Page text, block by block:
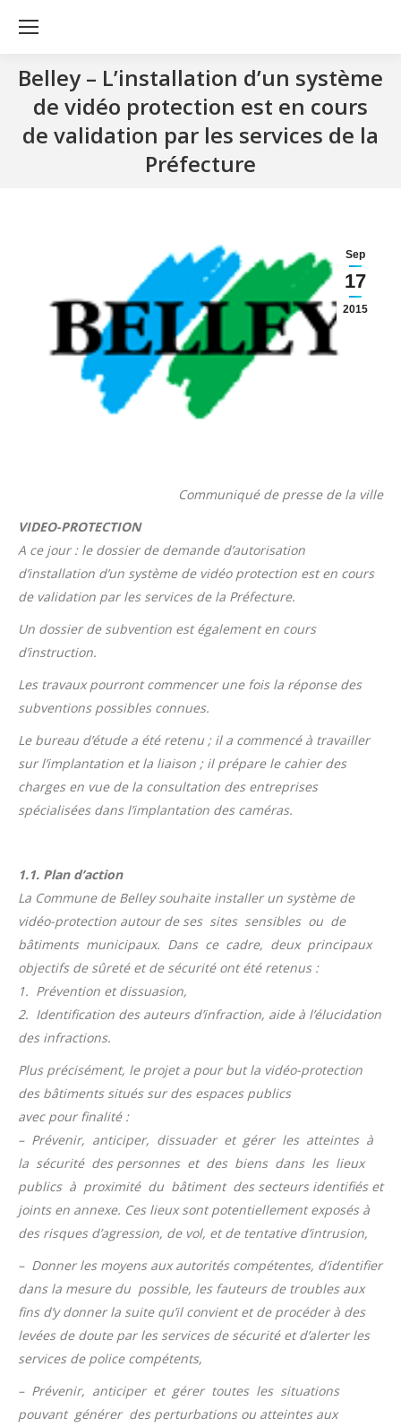
Belley – L’installation d’un système
de vidéo protection est en cours
de validation par les services de la
Préfecture
Sep
17
2015
Communiqué de presse de la ville
VIDEO-PROTECTION
A ce jour : le dossier de demande d’autorisation
d’installation d’un système de vidéo protection est en cours
de validation par les services de la Préfecture.
Un dossier de subvention est également en cours
d’instruction.
Les travaux pourront commencer une fois la réponse des
subventions possibles connues.
Le bureau d’étude a été retenu ; il a commencé à travailler
sur l’implantation et la liaison ; il prépare le cahier des
charges en vue de la consultation des entreprises
spécialisées dans l’implantation des caméras.
1.1. Plan d’action
La Commune de Belley souhaite installer un système de
vidéo-protection autour de ses sites sensibles ou de
bâtiments municipaux. Dans ce cadre, deux principaux
objectifs de sûreté et de sécurité ont été retenus :
1. Prévention et dissuasion,
2. Identification des auteurs d’infraction, aide à l’élucidation
des infractions.
Plus précisément, le projet a pour but la vidéo-protection
des bâtiments situés sur des espaces publics
avec pour finalité :
– Prévenir, anticiper, dissuader et gérer les atteintes à
la sécurité des personnes et des biens dans les lieux
publics à proximité du bâtiment des secteurs identifiés et
joints en annexe. Ces lieux sont potentiellement exposés à
des risques d’agression, de vol, et de tentative d’intrusion,
– Donner les moyens aux autorités compétentes, d’identifier
dans la mesure du possible, les fauteurs de troubles aux
fins d’y donner la suite qu’il convient et de procéder à des
levées de doute par les services de sécurité et d’alerter les
services de police compétents,
– Prévenir, anticiper et gérer toutes les situations
pouvant générer des perturbations ou atteintes aux